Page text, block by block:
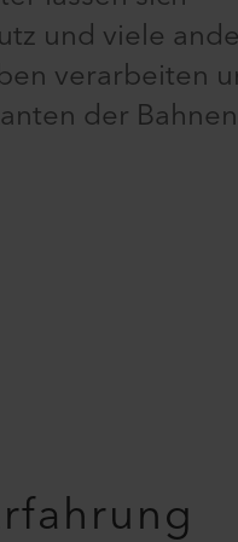
und viele
verarbeiten
der Bahnen